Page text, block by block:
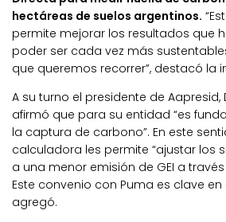
hectáreas de suelos argentinos.
permite mejorar los resultados que
poder ser cada vez más
que queremos recorrer”, destacó la
A su turno el presidente de Aapresid,
afirmó que para su entidad “es
la captura de carbono”. En este
calculadora les permite “ajustar los
a una menor emisión de GEI a
Este convenio con Puma es clave en
agregó.